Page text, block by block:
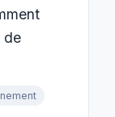
de